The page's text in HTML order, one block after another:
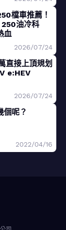
檔車推薦！
油冷科
血
2026/07/24
直接上頂規划
e:HEV
2026/07/24
個呢？
2022/04/16